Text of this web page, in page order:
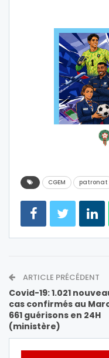
CGEM patronat
ARTICLE PRÉCÉDENT
Covid-19: 1.021
cas confirmés au
661 guérisons en 24H
(ministère)